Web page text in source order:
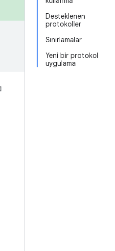
Desteklenen
protokoller
Sınırlamalar
Yeni bir protokol
uygulama